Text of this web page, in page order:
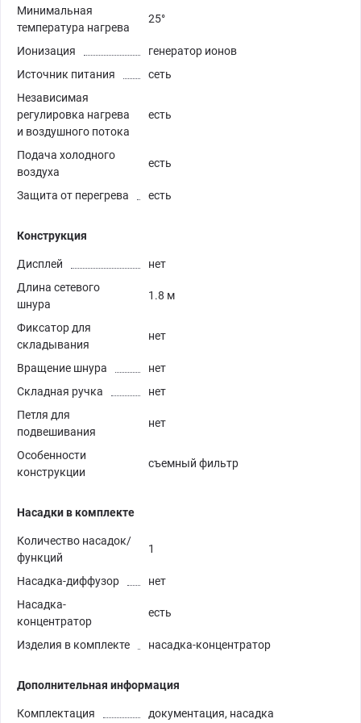
Минимальная
температура нагрева
25°
Ионизация
генератор ионов
Источник питания
сеть
Независимая
регулировка нагрева
и воздушного потока
есть
Подача холодного
воздуха
есть
Защита от перегрева есть
Конструкция
Дисплей
нет
Длина сетевого
шнура
1.8 м
Фиксатор для
складывания
нет
Вращение шнура
нет
Складная ручка
нет
Петля для
подвешивания
нет
Особенности
конструкции
съемный фильтр
Насадки в комплекте
Количество насадок/
функций
1
Насадка-диффузор
нет
Насадка-
концентратор
есть
Изделия в комплекте насадка-концентратор
Дополнительная информация
Комплектация документация, насадка